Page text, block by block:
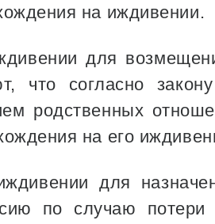
на иждивении.
для
что согласно
родственных
на его
для
по случаю потери